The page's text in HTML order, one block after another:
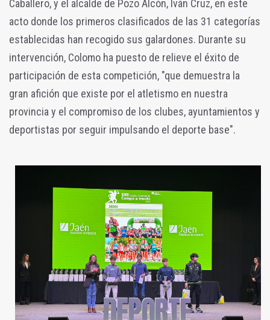
Caballero, y el alcalde de Pozo Alcón, Iván Cruz, en este
acto donde los primeros clasificados de las 31 categorías
establecidas han recogido sus galardones. Durante su
intervención, Colomo ha puesto de relieve el éxito de
participación de esta competición, "que demuestra la
gran afición que existe por el atletismo en nuestra
provincia y el compromiso de los clubes, ayuntamientos y
deportistas por seguir impulsando el deporte base".